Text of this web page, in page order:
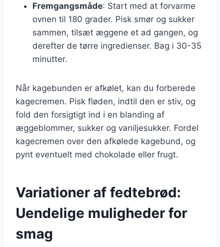
Fremgangsmåde: Start med at forvarme
ovnen til 180 grader. Pisk smør og sukker
sammen, tilsæt æggene et ad gangen, og
derefter de tørre ingredienser. Bag i 30-35
minutter.
Når kagebunden er afkølet, kan du forberede
kagecremen. Pisk fløden, indtil den er stiv, og
fold den forsigtigt ind i en blanding af
æggeblommer, sukker og vaniljesukker. Fordel
kagecremen over den afkølede kagebund, og
pynt eventuelt med chokolade eller frugt.
Variationer af fedtebrød:
Uendelige muligheder for
smag